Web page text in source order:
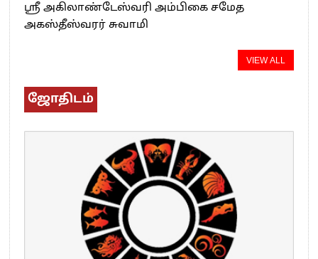
ஸ்ரீ அகிலாண்டேஸ்வரி அம்பிகை சமேத
அகஸ்தீஸ்வரர் சுவாமி
VIEW ALL
ஜோதிடம்